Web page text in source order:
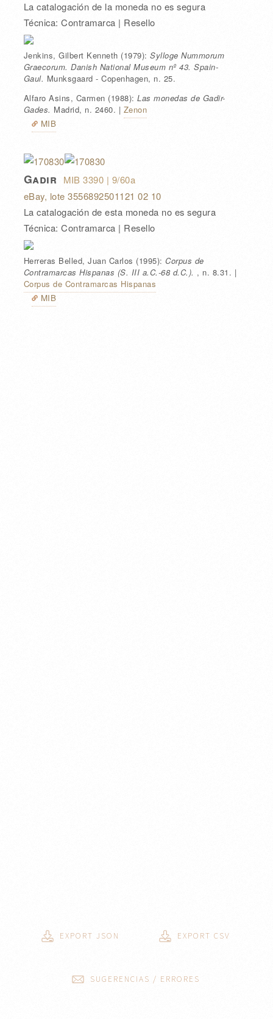
La catalogación de la moneda no es segura
Técnica: Contramarca | Resello
Jenkins, Gilbert Kenneth (1979):Sylloge Nummorum
Graecorum. Danish National Museum nº 43. Spain-
Gaul. Munksgaard - Copenhagen, n. 25.
Alfaro Asins, Carmen (1988):Las monedas de Gadir-
Gades. Madrid, n. 2460. | Zenon
MIB
Gadir MIB 3390 | 9/60a
eBay, lote 3556892501121 02 10
La catalogación de esta moneda no es segura
Técnica: Contramarca | Resello
Herreras Belled, Juan Carlos (1995):Corpus de
Contramarcas Hispanas (S. III a.C.-68 d.C.). , n. 8.31 . |
Corpus de Contramarcas Hispanas
MIB